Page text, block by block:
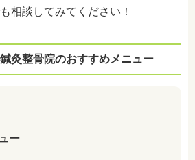
相談してみてください！
灸整骨院のおすすめメニュー
ー